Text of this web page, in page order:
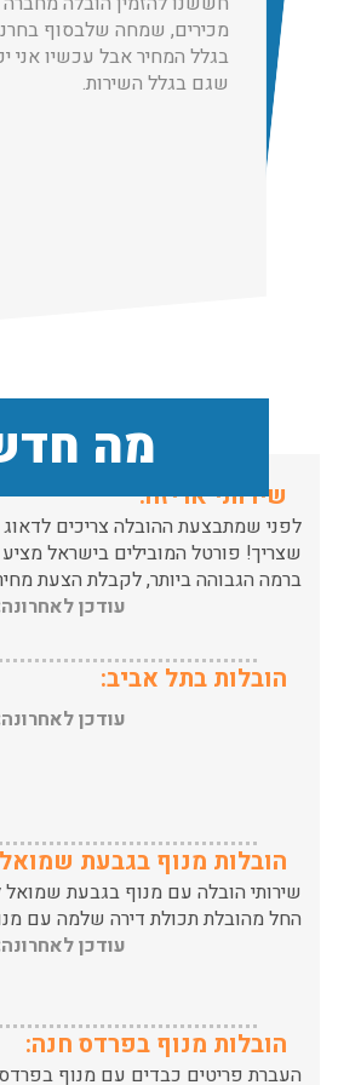
מכירים, שמחה שלבסוף
בגלל המחיר אבל עכשיו אני
שגם בגלל השירות.
מה
הובלות מנוף בגבעת
שירותי הובלה עם מנוף בגבעת שמואל
החל מהובלת תכולת דירה שלמה עם
העברת פריטים כבדים עם מנוף
שירותי אריזה:
לפני שמתבצעת ההובלה צריכים לדאוג
שצריך! פורטל המובילים בישראל
ברמה הגבוהה ביותר, לקבלת הצעת
עודכן לאחרונה: 31/05/2026,
הובלות בתל אביב:
עודכן לאחרונה: 30/03/2026,
החל מהובלת תכולת דירה שלמה עם
עודכן לאחרונה: 24/02/2026,
תכולת דירה שלמה עם מנוף.
עודכן לאחרונה: 24/02/2026, 10:42